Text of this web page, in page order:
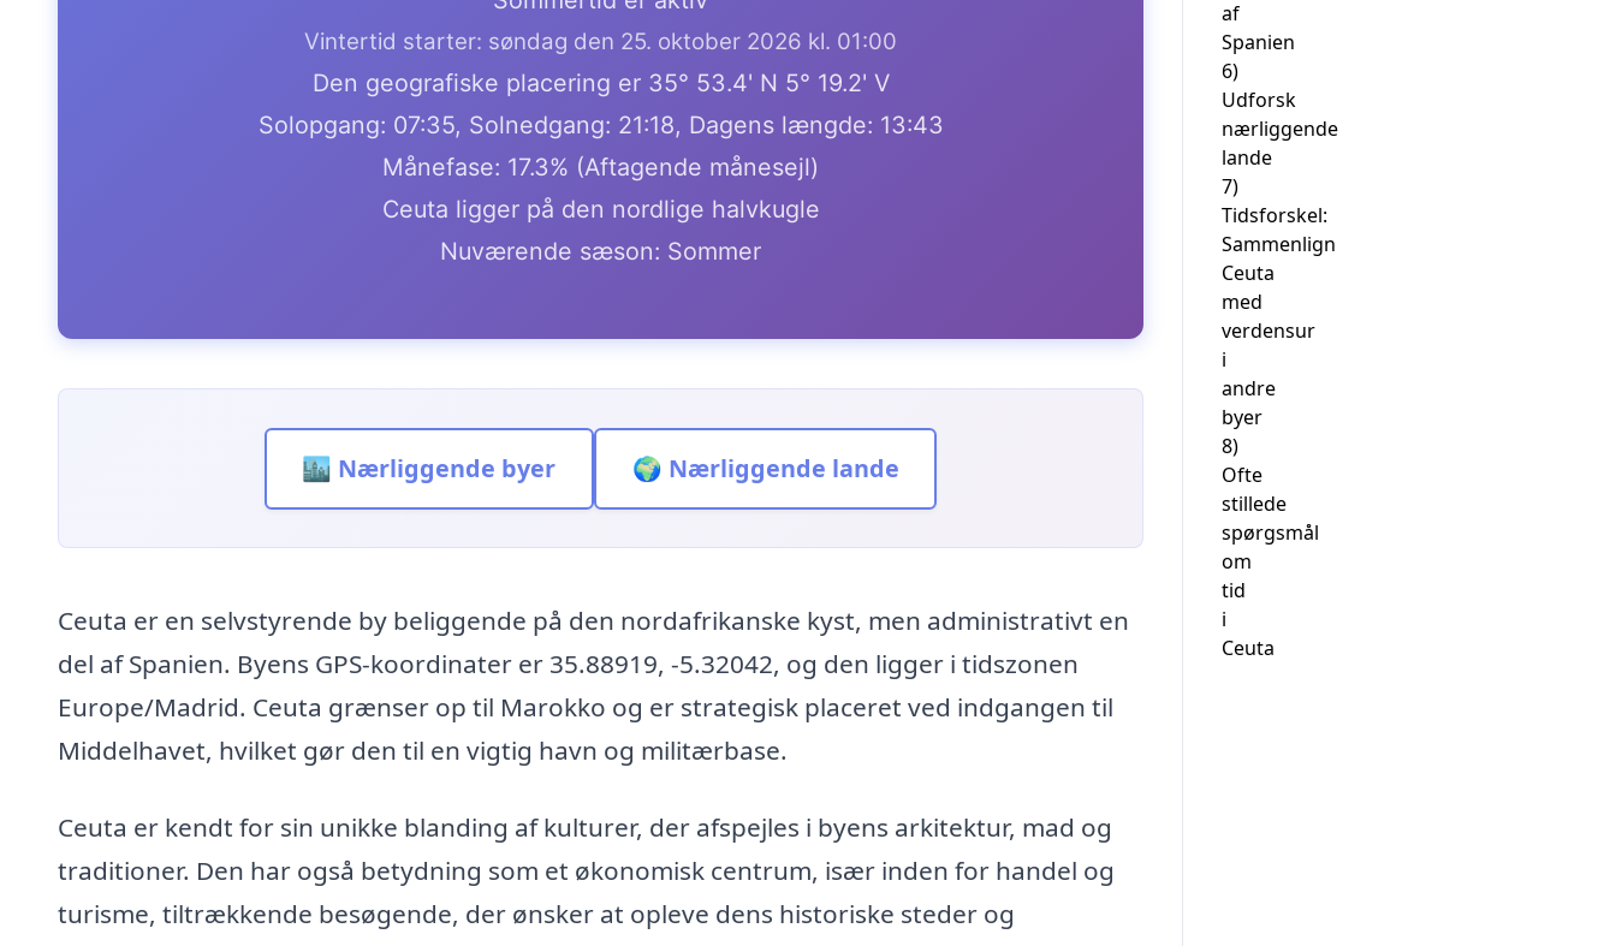
Vintertid starter: søndag den 25. oktober 2026 kl. 01:00
Den geografiske placering er 35° 53.4' N 5° 19.2' V
Solopgang: 07:35, Solnedgang: 21:18, Dagens længde: 13:43
Månefase: 17.3% (Aftagende månesejl)
Ceuta ligger på den nordlige halvkugle
Nuværende sæson: Sommer
🏙️ Nærliggende byer 🌍 Nærliggende lande
Ceuta er en selvstyrende by beliggende på den nordafrikanske kyst, men administrativt en
del af Spanien. Byens GPS-koordinater er 35.88919, -5.32042, og den ligger i tidszonen
Europe/Madrid. Ceuta grænser op til Marokko og er strategisk placeret ved indgangen til
Middelhavet, hvilket gør den til en vigtig havn og militærbase.
Ceuta er kendt for sin unikke blanding af kulturer, der afspejles i byens arkitektur, mad og
traditioner. Den har også betydning som et økonomisk centrum, især inden for handel og
turisme, tiltrækkende besøgende, der ønsker at opleve dens historiske steder og
af
Spanien
6)
Udforsk
nærliggende
lande
7)
Tidsforskel:
Sammenlign
Ceuta
med
verdensur
i
andre
byer
8)
Ofte
stillede
spørgsmål
om
tid
i
Ceuta